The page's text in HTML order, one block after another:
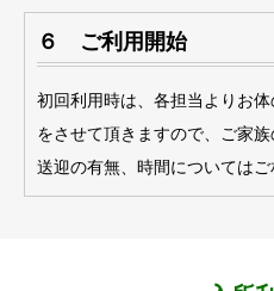
６ ご利用開始
初回利用時は、各担当よりお
をさせて頂きますので、ご家族
送迎の有無、時間についてはご